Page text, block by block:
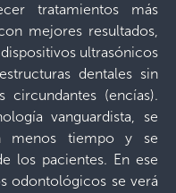
tratamientos más
mejores resultados,
ultrasónicos
dentales sin
(encías).
vanguardista, se
menos tiempo y se
los pacientes. En ese
odontológicos se verá